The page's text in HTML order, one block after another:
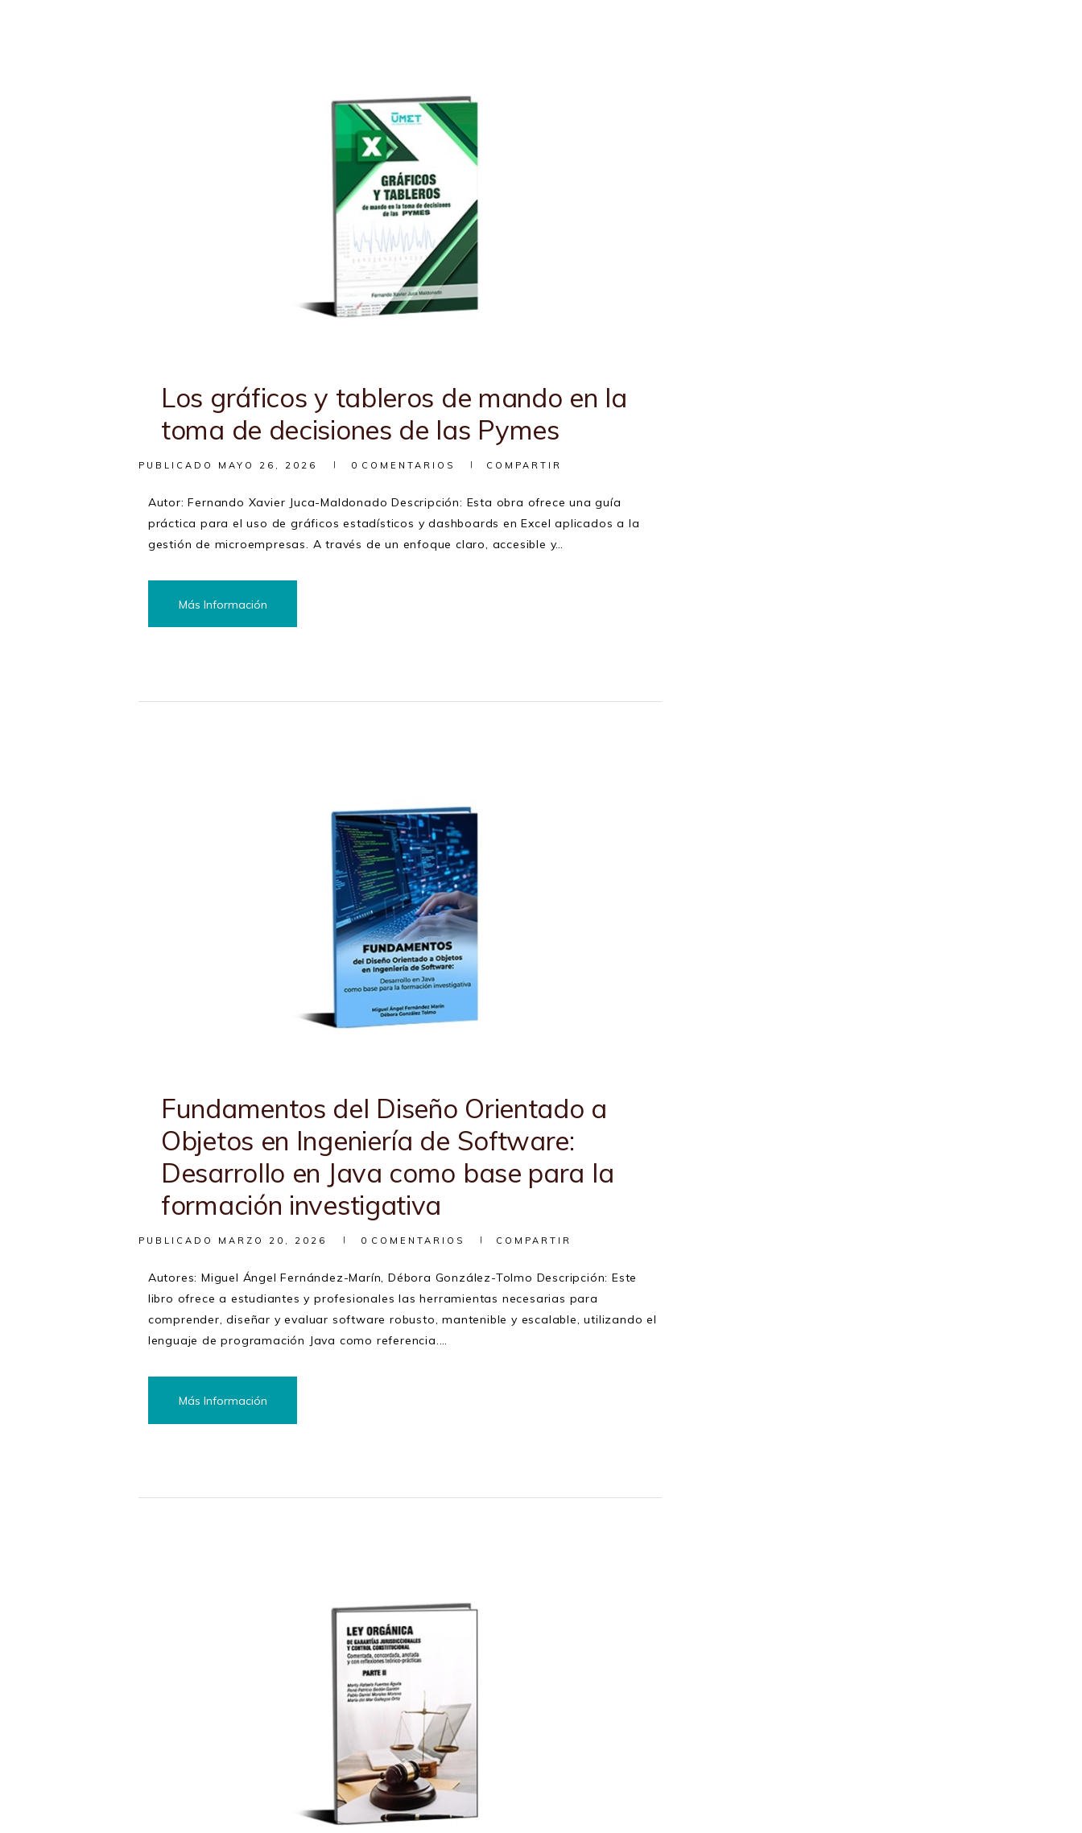
Los gráficos y tableros de mando en la
toma de decisiones de las Pymes
PUBLICADO MAYO 26, 2026 0 COMENTARIOS COMPARTIR
Autor: Fernando Xavier Juca-Maldonado Descripción: Esta obra ofrece una guía
práctica para el uso de gráficos estadísticos y dashboards en Excel aplicados a la
gestión de microempresas. A través de un enfoque claro, accesible y…
Más Información
Fundamentos del Diseño Orientado a
Objetos en Ingeniería de Software:
Desarrollo en Java como base para la
formación investigativa
PUBLICADO MARZO 20, 2026 0 COMENTARIOS COMPARTIR
Autores: Miguel Ángel Fernández-Marín, Débora González-Tolmo Descripción: Este
libro ofrece a estudiantes y profesionales las herramientas necesarias para
comprender, diseñar y evaluar software robusto, mantenible y escalable, utilizando el
lenguaje de programación Java como referencia.…
Más Información